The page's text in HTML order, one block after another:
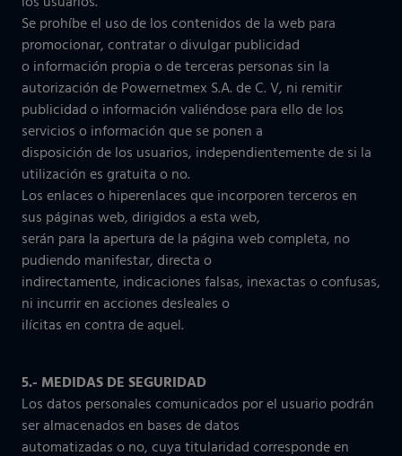
Se prohíbe el uso de los contenidos de la web para
promocionar, contratar o divulgar publicidad
o información propia o de terceras personas sin la
autorización de Powernetmex S.A. de C. V, ni remitir
publicidad o información valiéndose para ello de los
servicios o información que se ponen a
disposición de los usuarios, independientemente de si la
utilización es gratuita o no.
Los enlaces o hiperenlaces que incorporen terceros en
sus páginas web, dirigidos a esta web,
serán para la apertura de la página web completa, no
pudiendo manifestar, directa o
indirectamente, indicaciones falsas, inexactas o confusas,
ni incurrir en acciones desleales o
ilícitas en contra de aquel.
5.- MEDIDAS DE SEGURIDAD
Los datos personales comunicados por el usuario podrán
ser almacenados en bases de datos
automatizadas o no, cuya titularidad corresponde en